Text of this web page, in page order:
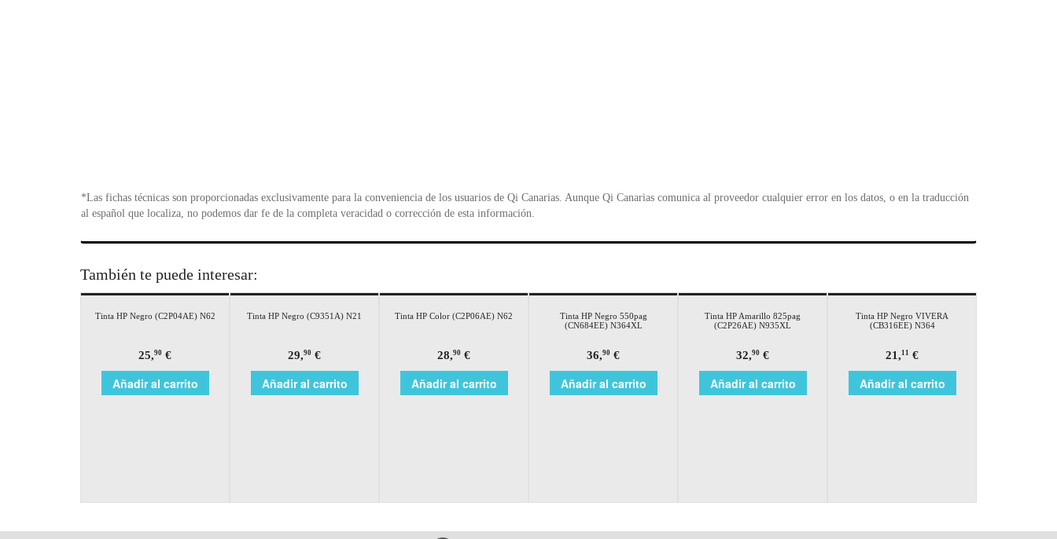
*Las fichas técnicas son proporcionadas exclusivamente para la conveniencia de los usuarios de Qi Canarias. Aunque Qi Canarias comunica al proveedor cualquier error en los datos, o en la traducción
al español que localiza, no podemos dar fe de la completa veracidad o corrección de esta información.
También te puede interesar:
Tinta HP Negro (C2P04AE) N62
25,90 €
Añadir al carrito
Tinta HP Negro (C9351A) N21
29,90 €
Añadir al carrito
Tinta HP Color (C2P06AE) N62
28,90 €
Añadir al carrito
Tinta HP Negro 550pag
(CN684EE) N364XL
36,90 €
Añadir al carrito
Tinta HP Amarillo 825pag
(C2P26AE) N935XL
32,90 €
Añadir al carrito
Tinta HP Negro VIVERA
(CB316EE) N364
21,11 €
Añadir al carrito